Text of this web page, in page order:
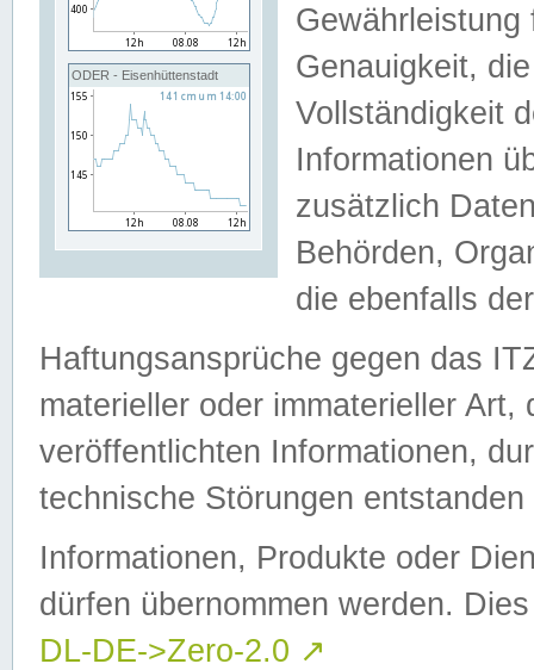
ODER - Eisenhüttenstadt
Genauigkeit,
Vollständigkeit
Informationen
zusätzlich
Behörden,
die ebenfalls
Haftungsansprüche gegen das
materieller oder immaterieller
veröffentlichten Informationen,
technische Störungen
Informationen, Produkte oder
dürfen übernommen werden.
DL-DE->Zero-2.0 ↗